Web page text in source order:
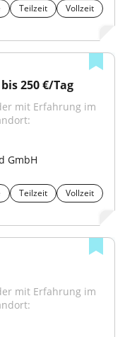
Teilzeit
Vollzeit
250 €/Tag
GmbH
Teilzeit
Vollzeit